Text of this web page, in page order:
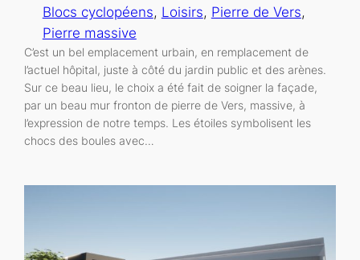
Blocs cyclopéens, Loisirs, Pierre de Vers
Pierre massive
C’est un bel emplacement urbain, en remplacement de
l’actuel hôpital, juste à côté du jardin public et des arènes.
Sur ce beau lieu, le choix a été fait de soigner la façade,
par un beau mur fronton de pierre de Vers, massive, à
l’expression de notre temps. Les étoiles symbolisent les
chocs des boules avec…